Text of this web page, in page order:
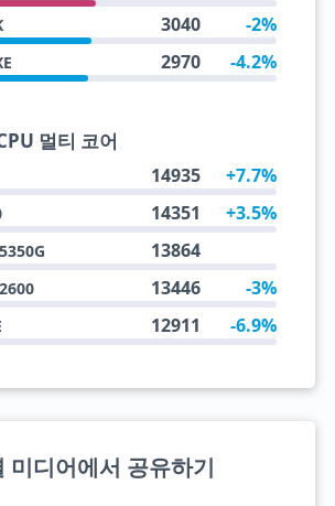
3040 -2%
2970 -4.2%
멀티 코어
14935 +7.7%
14351 +3.5%
13864
13446 -3%
12911 -6.9%
미디어에서 공유하기